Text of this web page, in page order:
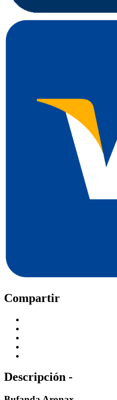
Compartir
Descripción -